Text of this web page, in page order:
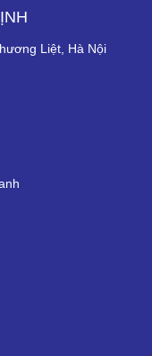
Liệt, Hà Nội